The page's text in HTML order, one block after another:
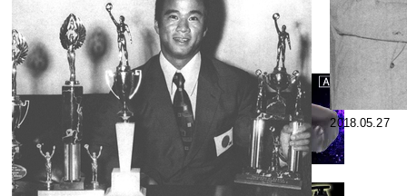
2018.12.01
世界トップ・
ビルダー語録
2018.05.27